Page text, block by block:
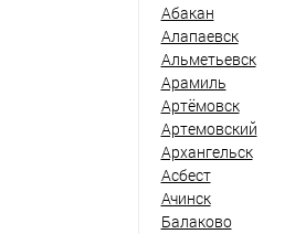
Абакан
Алапаевск
Альметьевск
Арамиль
Артёмовск
Артемовский
Архангельск
Асбест
Ачинск
Балаково